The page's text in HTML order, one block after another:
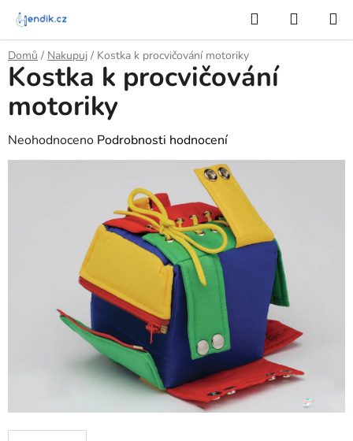
Přejít
obsah
Hledat
KOŠÍK
Domů / Nakupuj / Kostka k procvičování motoriky
Kostka k procvičování
motoriky
Průměrné
hodnocení
Neohodnoceno Podrobnosti hodnocení